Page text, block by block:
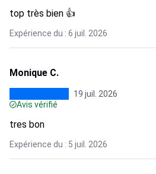
top très bien 👍
Expérience du : 6 juil. 2026
Monique C.
19 juil. 2026
Avis vérifié
tres bon
Expérience du : 5 juil. 2026